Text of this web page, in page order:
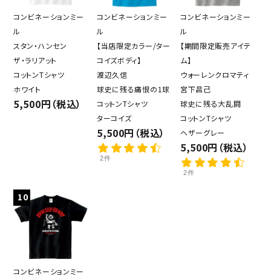
コンビネーションミー
ル
スタン・ハンセン
ザ・ラリアット
コットンTシャツ
ホワイト
5,500円（税込）
コンビネーションミー
ル
【当店限定カラー/ター
コイズボディ】
渡辺久信
球史に残る痛恨の1球
コットンTシャツ
ターコイズ
5,500円（税込）
2件
コンビネーションミー
ル
【期間限定販売アイテ
ム】
ウォーレンクロマティ
宮下昌己
球史に残る大乱闘
コットンTシャツ
ヘザーグレー
5,500円（税込）
2件
10
コンビネーションミー